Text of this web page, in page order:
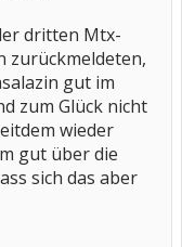
dritten Mtx-
zurückmeldeten,
gut im
zum Glück nicht
wieder
gut über die
sich das aber